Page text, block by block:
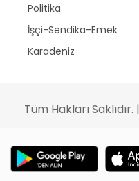
Politika
İşçi-Sendika-Emek
Karadeniz
Tüm Hakları Saklıdır. |